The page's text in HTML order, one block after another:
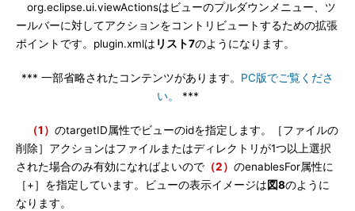
org.eclipse.ui.viewActionsはビューのプルダウンメニュー、ツ
ールバーに対してアクションをコントリビュートするための拡張
ポイントです。plugin.xmlは リスト7のようになります。
*** 一部省略されたコンテンツがあります。 PC版でご覧くださ
い。
***
（1） のtargetID属性でビューのidを指定します。［ファイルの
削除］アクションはファイルまたはディレクトリが1つ以上選択
された場合のみ有効になればよいので （2） のenablesFor属性に
［+］を指定しています。ビューの表示イメージは図8のように
なります。